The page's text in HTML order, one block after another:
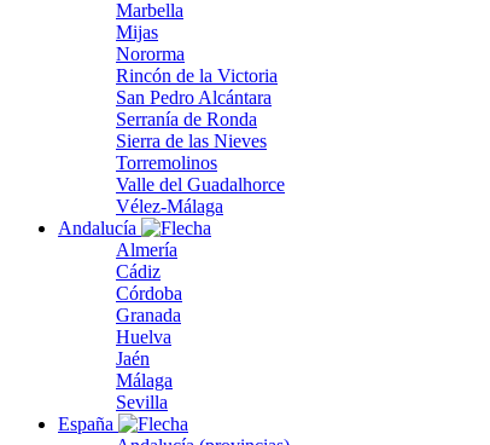
Marbella
Mijas
Nororma
Rincón de la Victoria
San Pedro Alcántara
Serranía de Ronda
Sierra de las Nieves
Torremolinos
Valle del Guadalhorce
Vélez-Málaga
Andalucía
Almería
Cádiz
Córdoba
Granada
Huelva
Jaén
Málaga
Sevilla
España